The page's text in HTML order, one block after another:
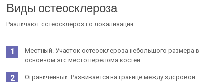
Виды остеосклероза
Различают остеосклероз по локализации:
Местный. Участок остеосклероза небольшого размера в
основном это место перелома костей.
Ограниченный. Развивается на границе между здоровой